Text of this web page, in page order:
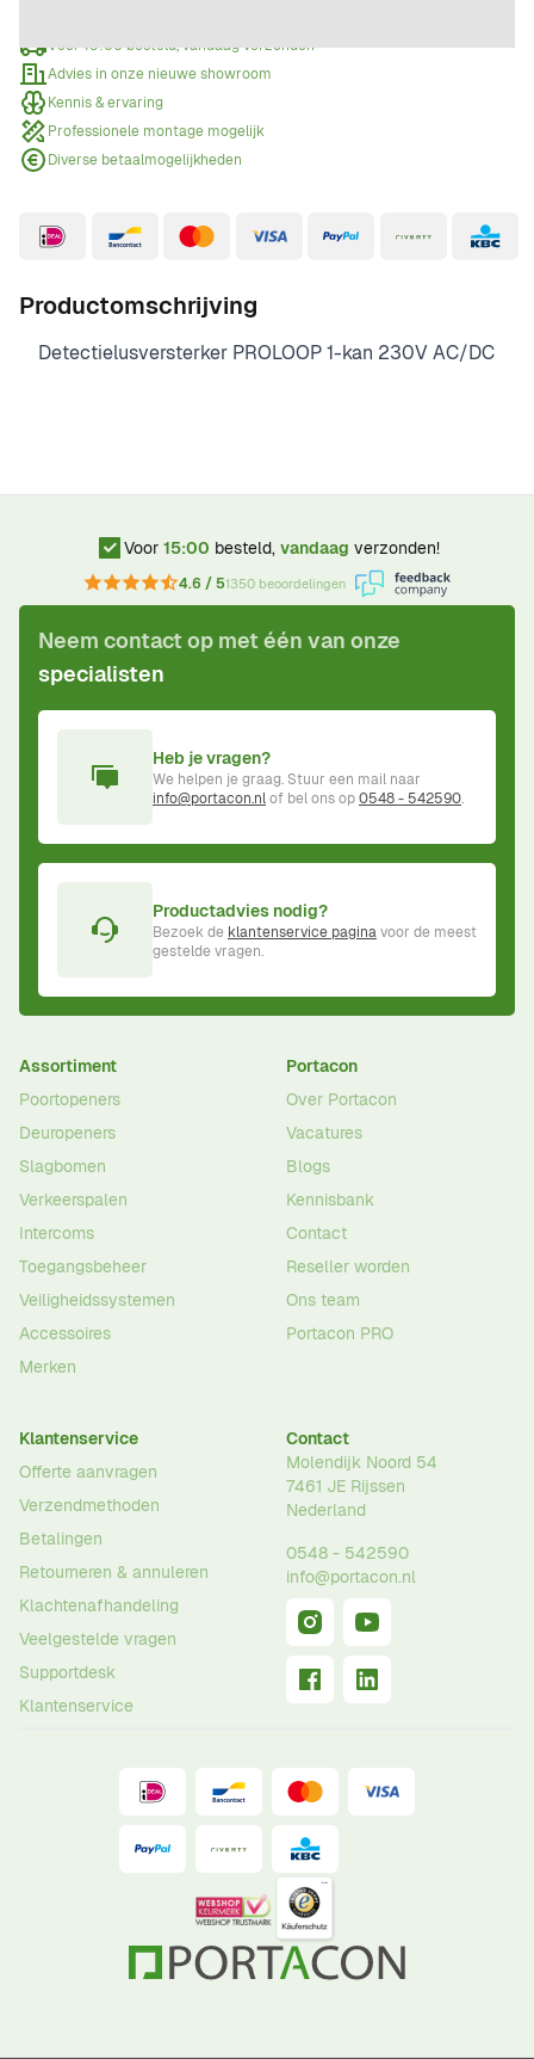
Voor 15:00 besteld, vandaag verzonden
Advies in onze nieuwe showroom
Kennis & ervaring
Professionele montage mogelijk
Diverse betaalmogelijkheden
Productomschrijving
Detectielusversterker PROLOOP 1-kan 230V AC/DC
Voor 15:00 besteld, vandaag verzonden!
4.6 / 51350 beoordelingen
Neem contact op met één van onze
specialisten
Heb je vragen?
We helpen je graag. Stuur een mail naar
info@portacon.nlof bel ons op0548 - 542590.
Productadvies nodig?
Bezoek de klantenservice paginavoor de meest
gestelde vragen.
Assortiment
Poortopeners
Deuropeners
Slagbomen
Verkeerspalen
Intercoms
Toegangsbeheer
Veiligheidssystemen
Accessoires
Merken
Portacon
Over Portacon
Vacatures
Blogs
Kennisbank
Contact
Reseller worden
Ons team
Portacon PRO
Klantenservice
Offerte aanvragen
Verzendmethoden
Betalingen
Retourneren & annuleren
Klachtenafhandeling
Veelgestelde vragen
Supportdesk
Klantenservice
Contact
Molendijk Noord 54
7461 JE Rijssen
Nederland
0548 - 542590
info@portacon.nl